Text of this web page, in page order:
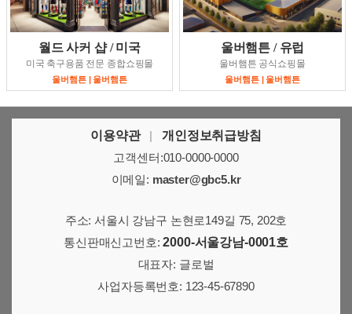
월드 사커 샵 / 미국
미국 축구용품 전문 종합쇼핑몰
울버햄튼 | 울버햄튼
울버햄튼 / 유럽
울버햄튼 공식쇼핑몰
울버햄튼 | 울버햄튼
이용약관 |
개인정보취급방침
고객센터:010-0000-0000
이메일: master@gbc5.kr
주소: 서울시 강남구 논현로149길 75, 202호
통신판매신고번호:2000-서울강남-0001호
대표자: 글로벌
사업자등록번호: 123-45-67890